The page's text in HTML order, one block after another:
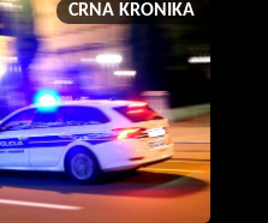
CRNA KRONIKA